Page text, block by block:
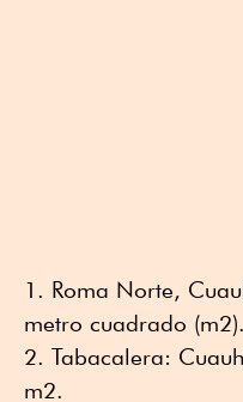
Roma Norte,
metro cuadrado (m2).
Tabacalera:
m2.